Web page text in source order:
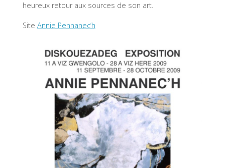
heureux retour aux sources de son art.
Site Annie Pennanec’h